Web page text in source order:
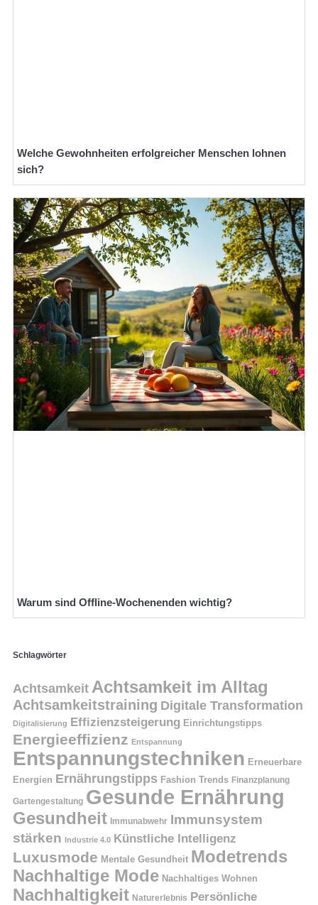
Welche Gewohnheiten erfolgreicher Menschen lohnen
sich?
Warum sind Offline-Wochenenden wichtig?
Schlagwörter
Achtsamkeit Achtsamkeit im Alltag
Achtsamkeitstraining Digitale Transformation
Digitalisierung Effizienzsteigerung Einrichtungstipps
Energieeffizienz Entspannung
Entspannungstechniken Erneuerbare
Energien Ernährungstipps Fashion Trends Finanzplanung
Gartengestaltung Gesunde Ernährung
Gesundheit Immunabwehr Immunsystem
stärken Industrie 4.0 Künstliche Intelligenz
Luxusmode Mentale Gesundheit Modetrends
Nachhaltige Mode Nachhaltiges Wohnen
Nachhaltigkeit Naturerlebnis Persönliche